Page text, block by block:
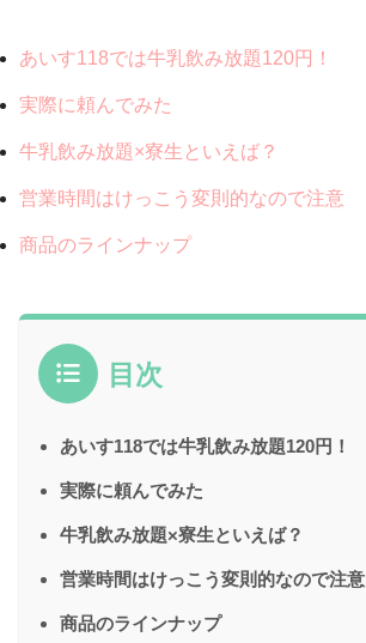
あいす118では牛乳飲み放題120円！
実際に頼んでみた
牛乳飲み放題×寮生といえば？
営業時間はけっこう変則的なので注意
商品のラインナップ
目次
あいす118では牛乳飲み放題120円！
実際に頼んでみた
牛乳飲み放題×寮生といえば？
営業時間はけっこう変則的なので注意
商品のラインナップ